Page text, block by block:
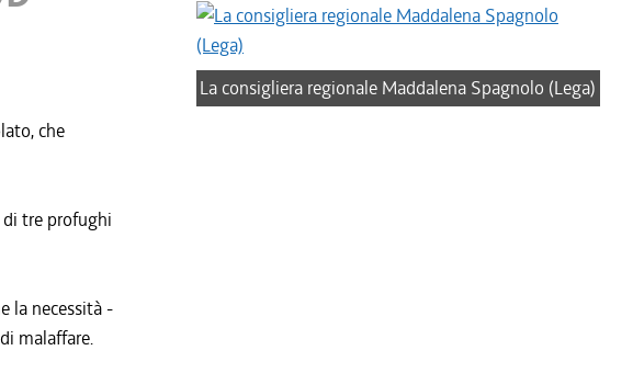
che
tre profughi
la necessità -
malaffare.
La consigliera regionale Maddalena Spagnolo (Lega)